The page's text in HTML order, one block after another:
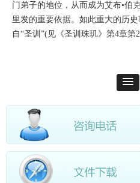
门弟子的地位，从而成为艾布•伯
里发的重要依据。如此重大的历
自“圣训”(见《圣训珠玑》第4章第